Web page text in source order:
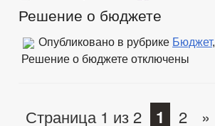
Решение о бюджете
Опубликовано в рубрике Бюджет,
Решение о бюджете отключены
Страница 1 из 2 1 2 »